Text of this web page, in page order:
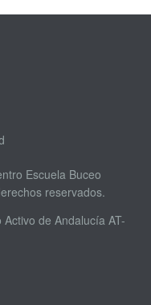
Escuela Buceo
reservados.
de Andalucía AT-